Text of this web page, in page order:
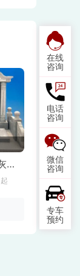
在线
咨询
电话
咨询
微信
咨询
专车
预约
溪静园芝麻灰双穴墓